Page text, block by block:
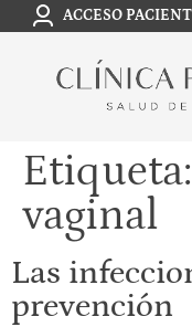
ACCESO
Etiqueta:
vaginal
Las
prevención